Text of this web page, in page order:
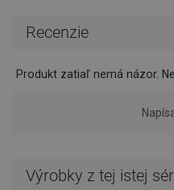
Recenzie
Produkt zatiaľ nemá názor.
Výrobky z tej istej